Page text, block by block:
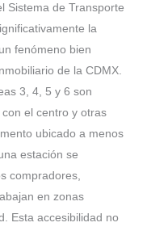
Sistema de Transporte
la
fenómeno bien
de la CDMX.
3, 4, 5 y 6 son
el centro y otras
ubicado a menos
estación se
compradores,
en zonas
Esta accesibilidad no